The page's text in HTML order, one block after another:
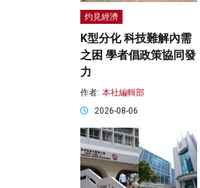
灼見經濟
K型分化 科技難解內需
之困 學者倡政策協同發
力
作者: 本社編輯部
2026-08-06